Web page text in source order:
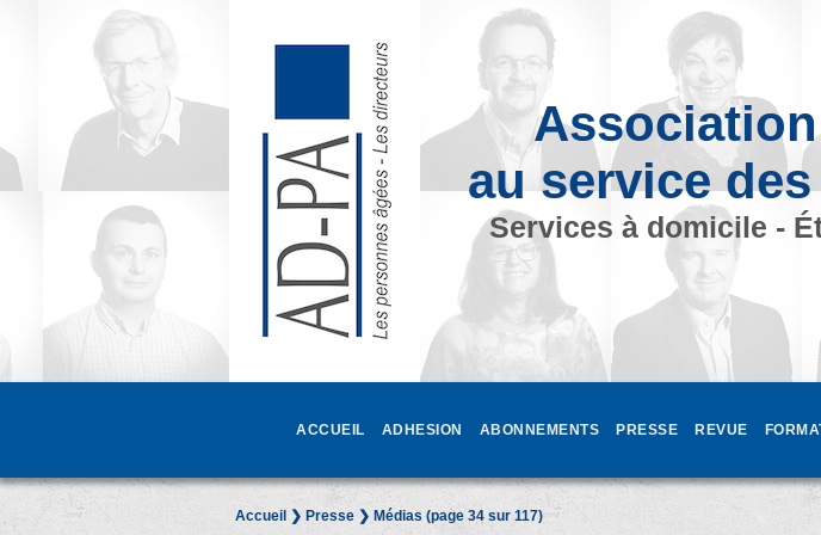
au service
Services à domicile -
ACCUEIL ADHESION ABONNEMENTS PRESSE REVUE
Accueil ❯ Presse ❯ Médias (page 34 sur 117)